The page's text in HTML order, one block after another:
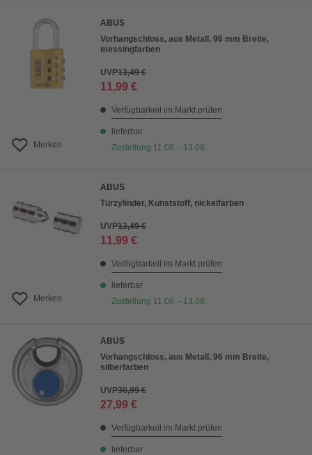
Merken
ABUS
Vorhangschloss, aus Metall, 96 mm Breite,
messingfarben
UVP13,49 €
11,99 €
Verfügbarkeit im Markt prüfen
lieferbar
Zustellung 11.08. - 13.08.
Merken
ABUS
Türzylinder, Kunststoff, nickelfarben
UVP13,49 €
11,99 €
Verfügbarkeit im Markt prüfen
lieferbar
Zustellung 11.08. - 13.08.
ABUS
Vorhangschloss, aus Metall, 96 mm Breite,
silberfarben
UVP30,99 €
27,99 €
Verfügbarkeit im Markt prüfen
lieferbar